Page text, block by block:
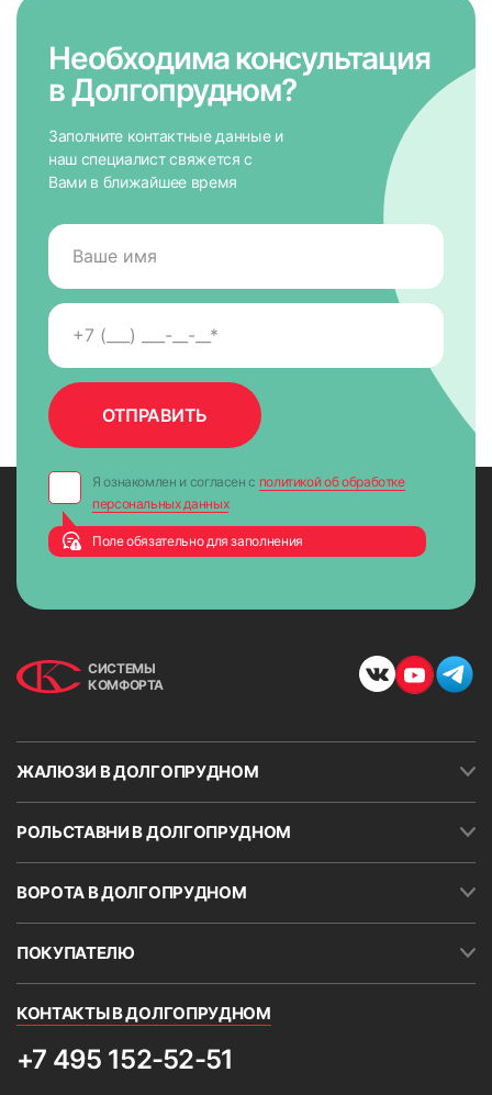
Необходима консультация
в Долгопрудном?
Заполните контактные данные и
наш специалист свяжется с
Вами в ближайшее время
Я ознакомлен и согласен с политикой об обработке
персональных данных
Поле обязательно для заполнения
СИСТЕМЫ
КОМФОРТА
ЖАЛЮЗИ В ДОЛГОПРУДНОМ
РОЛЬСТАВНИ В ДОЛГОПРУДНОМ
ВОРОТА В ДОЛГОПРУДНОМ
ПОКУПАТЕЛЮ
КОНТАКТЫ В ДОЛГОПРУДНОМ
+7 495 152-52-51